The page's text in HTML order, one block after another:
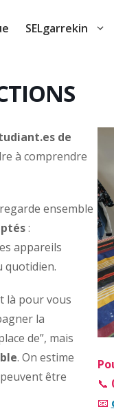
SELgarrekin
de
à comprendre
ensemble
:
appareils
quotidien.
là pour vous
la
de”, mais
. On estime
être
📞
📧